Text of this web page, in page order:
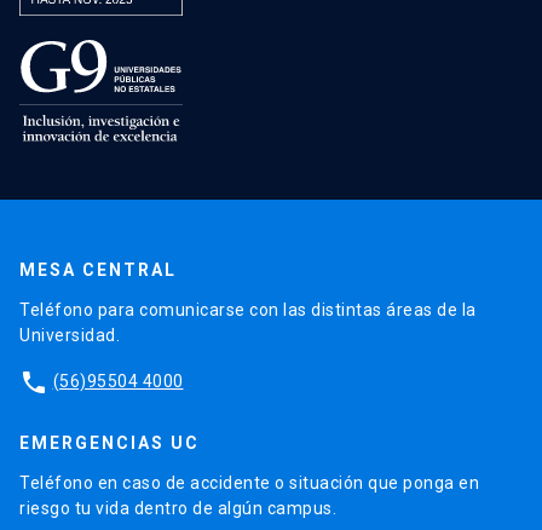
MESA CENTRAL
Teléfono para comunicarse con las distintas áreas de la
Universidad.
phone (56)95504 4000
EMERGENCIAS UC
Teléfono en caso de accidente o situación que ponga en
riesgo tu vida dentro de algún campus.